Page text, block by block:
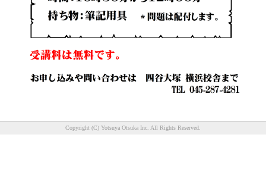
Copyright (C) Yotsuya Otsuka Inc. All Rights Reserved.